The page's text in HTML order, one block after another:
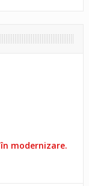
modernizare.